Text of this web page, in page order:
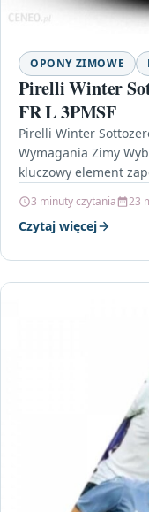
OPONY ZIMOWE
Pirelli Winter
FR L 3PMSF
Pirelli Winter
Wymagania Zimy
kluczowy element
3 minuty czytania 23
Czytaj więcej